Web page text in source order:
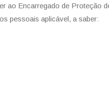
ao Encarregado de
pessoais aplicável, a saber: